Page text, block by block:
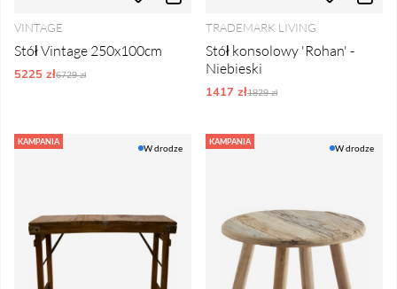
VINTAGE
Stół Vintage 250x100cm
5225 złOrdynarne ceny:
6729 zł
TRADEMARK LIVING
Stół konsolowy 'Rohan' -
Niebieski
1417 złOrdynarne ceny:
1829 zł
KAMPANIA
W drodze
KAMPANIA
W drodze